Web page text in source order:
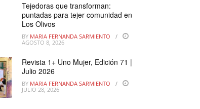
Tejedoras que transforman:
puntadas para tejer comunidad en
Los Olivos
BY MARIA FERNANDA SARMIENTO
AGOSTO 8, 2026
Revista 1+ Uno Mujer, Edición 71 |
Julio 2026
BY MARIA FERNANDA SARMIENTO
JULIO 28, 2026